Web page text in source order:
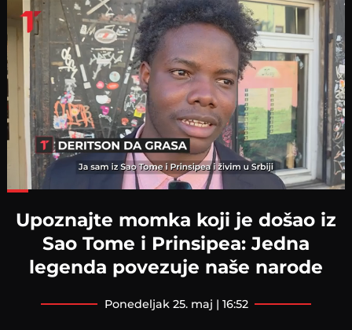
Upoznajte momka koji je došao iz
Sao Tome i Prinsipea: Jedna
legenda povezuje naše narode
ponedeljak 25. maj | 16:52